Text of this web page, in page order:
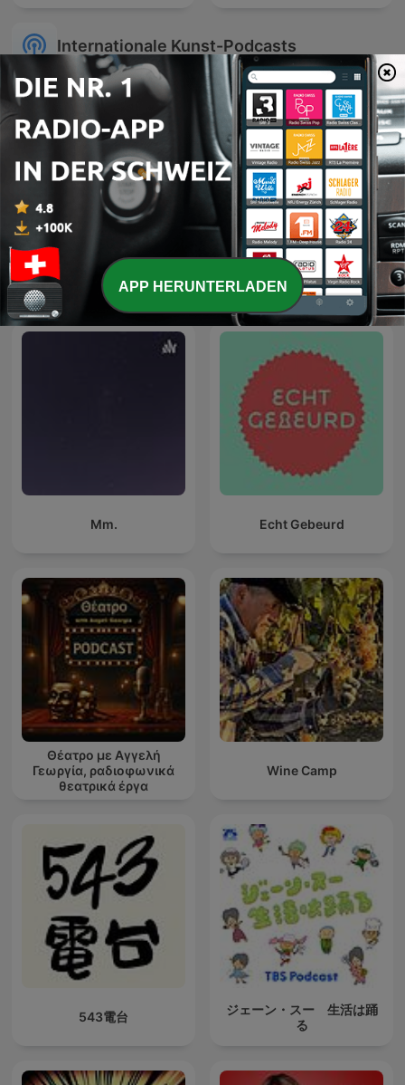
Internationale Kunst-Podcasts
Lecture du coran
Up The Arts: An LGBQT+
arts podcast
Mm. Echt Gebeurd
Θέατρο με Αγγελή
Γεωργία, ραδιοφωνικά
θεατρικά έργα
Wine Camp
543電台
ジェーン・スー 生活は踊
る
APP HERUNTERLADEN